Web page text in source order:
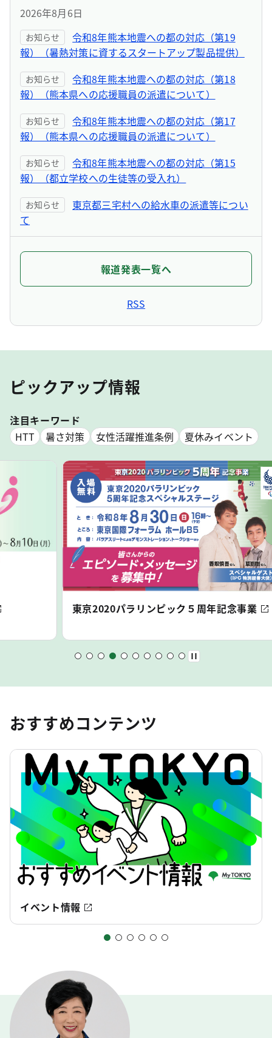
2026年8月6日
お知らせ
令和8年熊本地震への都の対応（第19
報）（暑熱対策に資するスタートアップ製品提供）
お知らせ
令和8年熊本地震への都の対応（第18
報）（熊本県への応援職員の派遣について）
お知らせ
令和8年熊本地震への都の対応（第17
報）（熊本県への応援職員の派遣について）
お知らせ
令和8年熊本地震への都の対応（第15
報）（都立学校への生徒等の受入れ）
お知らせ
東京都三宅村への給水車の派遣等につい
て
イベント・体験
8月23日「出張版くりらぼベース」
を多摩地域で初開催（予約不要）
《参加チーム募集》第1回東京都知
松本利夫さん！9月19日海の森ベースボールフェスタ
公募・募集
り組む企業・団体等を募集します
報道発表一覧へ
RSS
ピックアップ情報
注目キーワード
HTT
暑さ対策 女性活躍推進条例 夏休みイベント
東京2020パラリンピック５周年記念事業
おすすめコンテンツ
イベント情報
都政情報